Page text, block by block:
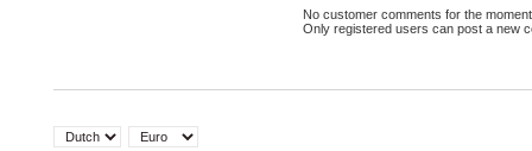
No customer comments for the
Only registered users can post a new